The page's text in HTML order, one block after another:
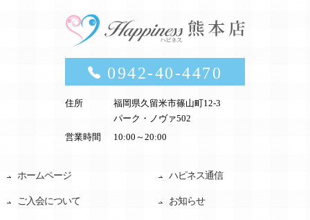
0942-40-4470
住所
福岡県久留米市篠山町12-3
パーク・ノヴァ502
営業時間
10:00～20:00
ホームページ
ご入会について
ハピネス通信
お知らせ